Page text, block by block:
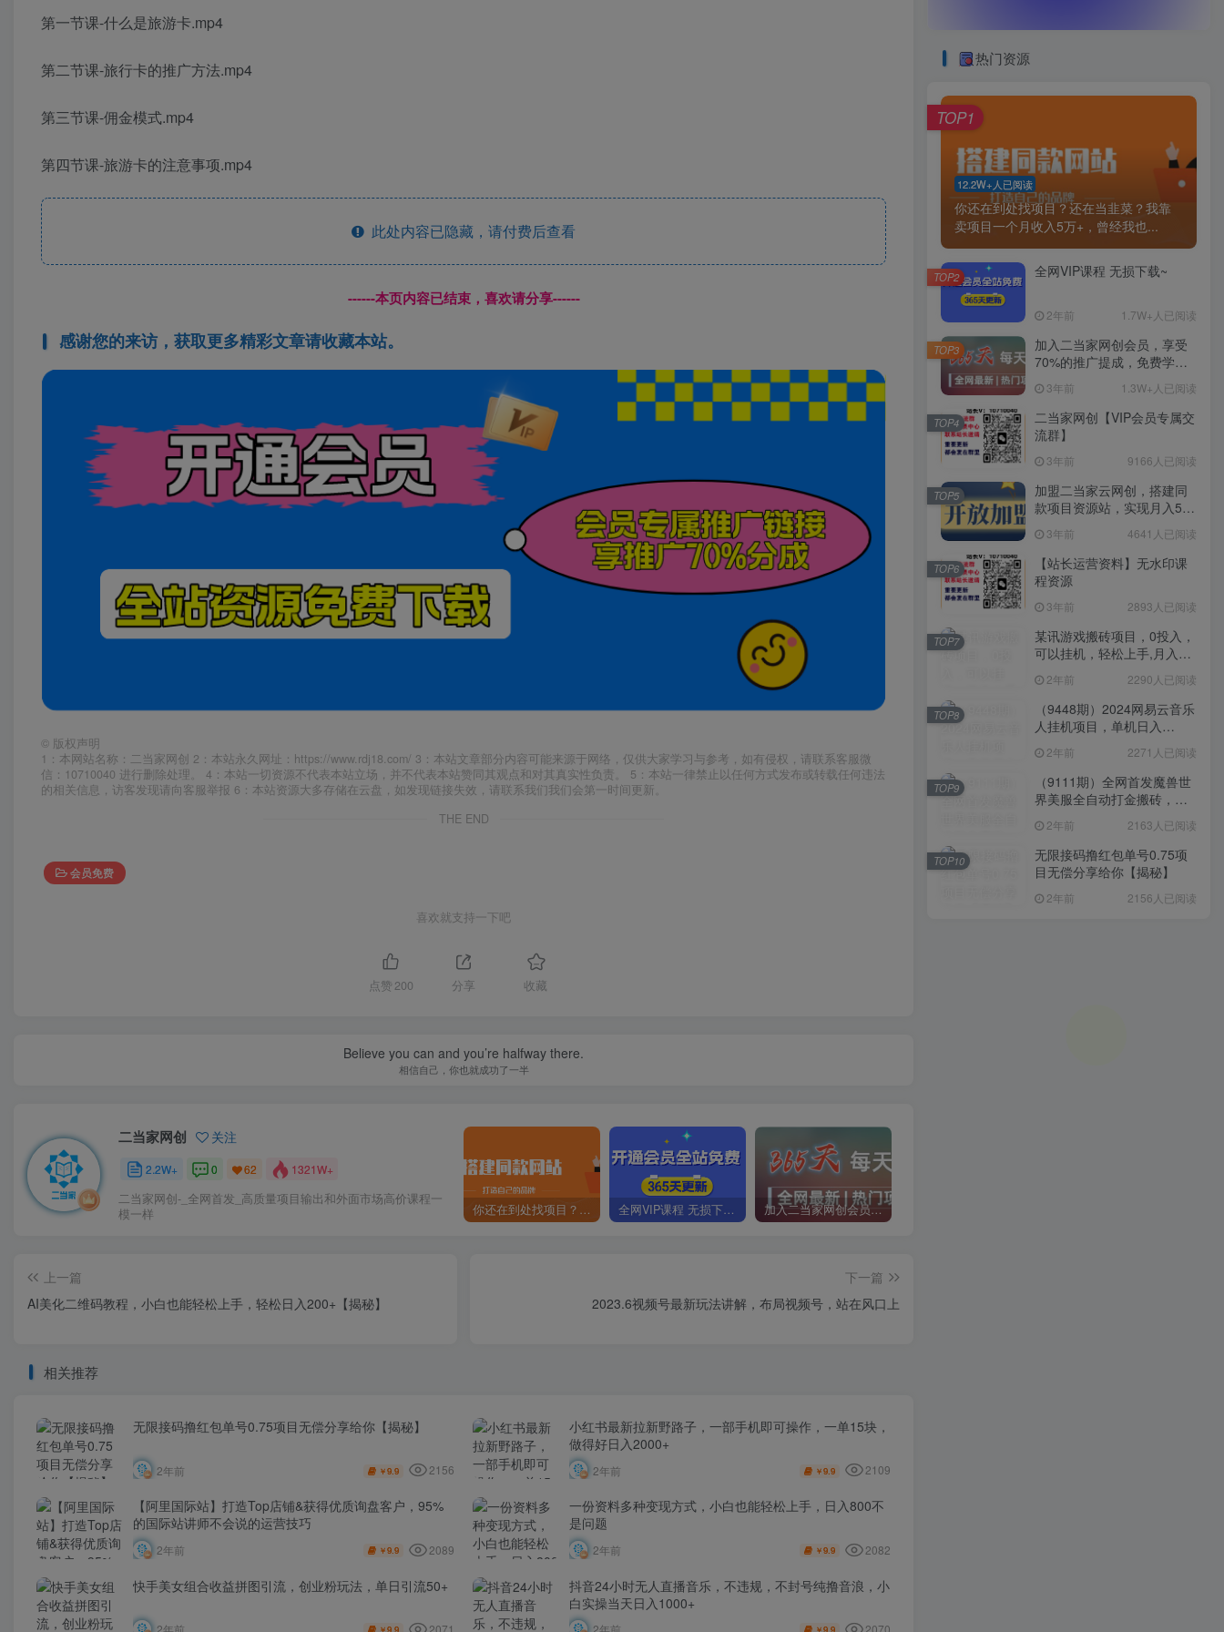
第一节课-什么是旅游卡.mp4
第二节课-旅行卡的推广方法.mp4
第三节课-佣金模式.mp4
第四节课-旅游卡的注意事项.mp4
此处内容已隐藏，请付费后查看
------本页内容已结束，喜欢请分享------
感谢您的来访，获取更多精彩文章请收藏本站。
© 版权声明
1：本网站名称：二当家网创 2：本站永久网址：https://www.rdj18.com/ 3：本站文章部分内容可能来源于网络，仅供大家学习与参考，如有侵权，请联系客服微
信：10710040 进行删除处理。 4：本站一切资源不代表本站立场，并不代表本站赞同其观点和对其真实性负责。 5：本站一律禁止以任何方式发布或转载任何违法
的相关信息，访客发现请向客服举报 6：本站资源大多存储在云盘，如发现链接失效，请联系我们我们会第一时间更新。
THE END
会员免费
喜欢就支持一下吧
点赞 200 分享 收藏
Believe you can and you’re halfway there.
相信自己，你也就成功了一半
二当家网创 关注
2.2W+ 0 62 1321W+
二当家网创-_全网首发_高质量项目输出和外面市场高价课程一
模一样
你还在到处找项目？还在当韭菜？我靠卖项目一个月收入5万+，曾经我也是个失败者。 全网VIP课程 无损下载~ 加入二当家网创会员，享受70%的推广提成，免费学习网上万种创业课程，菜鸟变大神。
上一篇
AI美化二维码教程，小白也能轻松上手，轻松日入200+【揭秘】
下一篇
2023.6视频号最新玩法讲解，布局视频号，站在风口上
相关推荐
无限接码撸红包单号0.75项目无偿分享给你【揭秘】
2年前 ￥9.9 2156
小红书最新拉新野路子，一部手机即可操作，一单15块，
做得好日入2000+
2年前 ￥9.9 2109
【阿里国际站】打造Top店铺&获得优质询盘客户，​95%
的国际站讲师不会说的运营技巧
2年前 ￥9.9 2089
一份资料多种变现方式，小白也能轻松上手，日入800不
是问题
2年前 ￥9.9 2082
快手美女组合收益拼图引流，创业粉玩法，单日引流50+
￥9.9 2071
抖音24小时无人直播音乐，不违规，不封号纯撸音浪，小
白实操当天日入1000+
￥9.9 2070
热门资源
12.2W+人已阅读
你还在到处找项目？还在当韭菜？我靠
卖项目一个月收入5万+，曾经我也...
TOP1
全网VIP课程 无损下载~
2年前 1.7W+人已阅读
TOP2
加入二当家网创会员，享受
70%的推广提成，免费学习
大神。
3年前 1.3W+人已阅读
TOP3
二当家网创【VIP会员专属交
流群】
3年前 9166人已阅读
TOP4
加盟二当家云网创，搭建同
款项目资源站，实现月入5万
3年前 4641人已阅读
TOP5
【站长运营资料】无水印课
程资源
3年前 2893人已阅读
TOP6
某讯游戏搬砖项目，0投入，
可以挂机，轻松上手,月入
2年前 2290人已阅读
TOP7
（9448期）2024网易云音乐
人挂机项目，单机日入
2年前 2271人已阅读
TOP8
（9111期）全网首发魔兽世
界美服全自动打金搬砖，日
姆级教学
2年前 2163人已阅读
TOP9
无限接码撸红包单号0.75项
目无偿分享给你【揭秘】
2年前 2156人已阅读
TOP10